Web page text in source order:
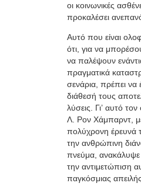
οι κοινωνικές
προκαλέσει
Αυτό που είναι
ότι, για να
να παλέψουν
πραγματικά
σενάρια, πρέπει να
διάθεσή τους
λύσεις. Γι’ αυτό
Λ. Ρον Χάμπαρντ,
πολύχρονη έρευνά
την ανθρώπινη
πνεύμα, ανακάλυψε
την αντιμετώπιση
παγκόσμιας